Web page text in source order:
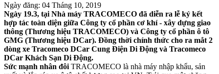
Ngày đăng: 04 Tháng 10, 2019
Ngày 19.3, tại Nhà máy TRACOMECO đã diễn ra lễ ký kết
hợp tác toàn diện giữa Công ty cổ phần cơ khí - xây dựng giao
thông (Thương hiệu TRACOMECO) và Công ty cổ phần ô tô
GMG (Thương hiệu DCar). Đồng thời chính thức cho ra mắt 2
dòng xe Tracomeco DCar Cung Điện Di Động và Tracomeco
DCar Khách Sạn Di Động.
Sức mạnh nhân đôi TRACOMECO là nhà máy nhập khẩu, sản